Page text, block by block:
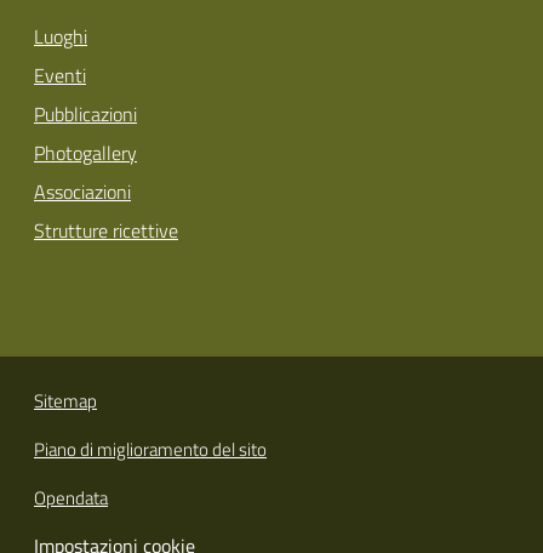
Luoghi
Eventi
Pubblicazioni
Photogallery
Associazioni
Strutture ricettive
Sitemap
Piano di miglioramento del sito
Opendata
Impostazioni cookie